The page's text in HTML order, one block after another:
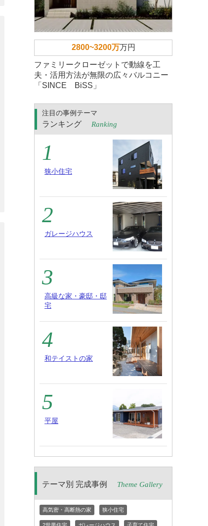
2800~3200万万円
ファミリークローゼットで動線を工
夫・活用方法が無限の広々バルコニー
「SINCE BiSS」
注目の事例テーマ
ランキング Ranking
狭小住宅
ガレージハウス
高級な家・豪邸・邸
宅
和テイストの家
平屋
テーマ別 完成事例 Theme Gallery
高気密・高断熱の家 狭小住宅